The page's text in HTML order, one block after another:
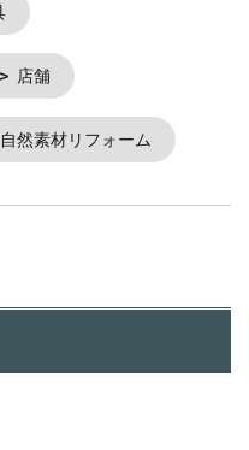
店舗
自然素材リフォーム